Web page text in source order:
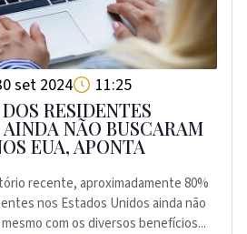
set 2024 11:25
RESIDENTES
NÃO BUSCARAM
EUA, APONTA
recente, aproximadamente 80%
nos Estados Unidos ainda não
com os diversos benefícios...